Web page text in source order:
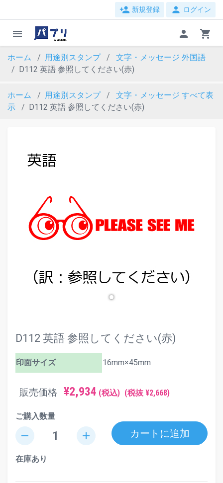
person_add 新規登録 person ログイン
menu person shopping_cart
ホーム 用途別スタンプ 文字・メッセージ 外国語
D112 英語 参照してください(赤)
ホーム 用途別スタンプ 文字・メッセージ すべて表
示
D112 英語 参照してください(赤)
D112 英語 参照してください(赤)
印面サイズ 16mm×45mm
販売価格 ¥2,934 (税込) (税抜 ¥2,668)
ご購入数量
remove add カートに追加
在庫あり